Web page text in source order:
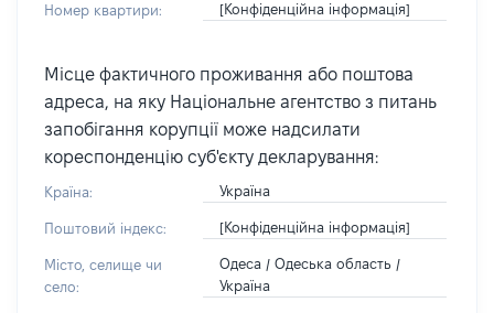
Номер квартири: [Конфіденційна інформація]
Місце фактичного проживання або поштова
адреса, на яку Національне агентство з питань
запобігання корупції може надсилати
кореспонденцію суб'єкту декларування:
Країна: Україна
Поштовий індекс: [Конфіденційна інформація]
Місто, селище чи
село:
Одеса / Одеська область /
Україна